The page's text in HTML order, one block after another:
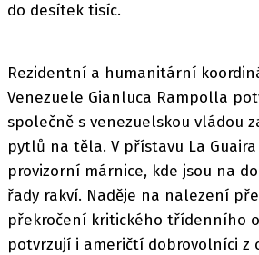
do desítek tisíc.
Rezidentní a humanitární
Venezuele Gianluca Rampolla
společně s venezuelskou vládou
pytlů na těla. V přístavu La
provizorní márnice, kde jsou na
řady rakví. Naděje na nalezení
překročení kritického třídenního
potvrzují i američtí dobrovolníci z